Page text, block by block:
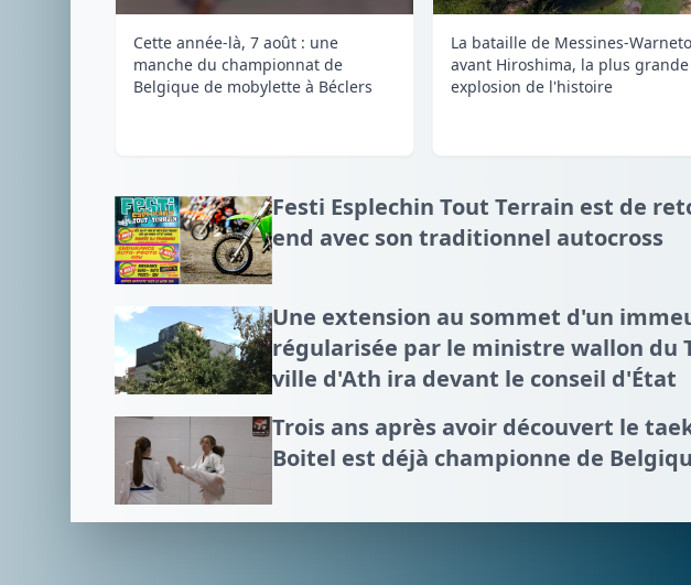
Cette année-là, 7 août : une
manche du championnat de
Belgique de mobylette à Béclers
La bataille de Messines-
avant Hiroshima, la plus grande
explosion de l'histoire
Festi Esplechin Tout Terrain est de
end avec son traditionnel autocross
Une extension au sommet d'un
régularisée par le ministre wallon du
ville d'Ath ira devant le conseil d'État
Trois ans après avoir découvert le
Boitel est déjà championne de